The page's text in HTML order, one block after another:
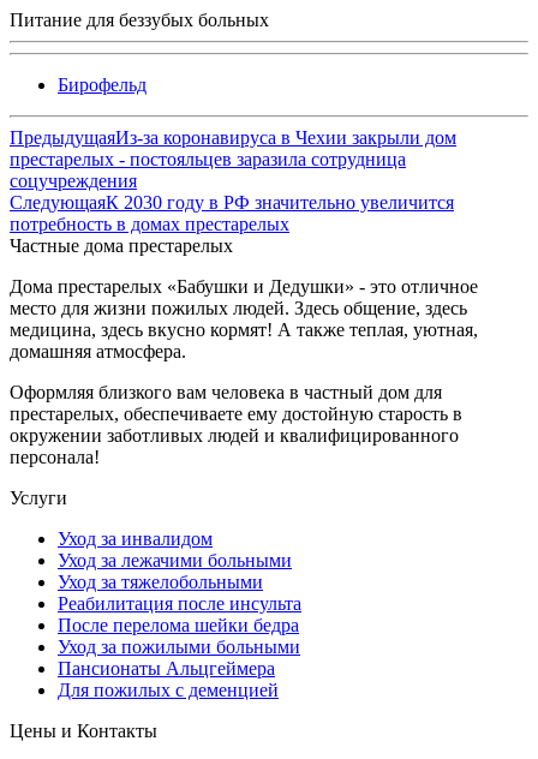
Питание для беззубых больных
Бирофельд
ПредыдущаяИз-за коронавируса в Чехии закрыли дом
престарелых - постояльцев заразила сотрудница
соцучреждения
СледующаяК 2030 году в РФ значительно увеличится
потребность в домах престарелых
Частные дома престарелых
Дома престарелых «Бабушки и Дедушки» - это отличное
место для жизни пожилых людей. Здесь общение, здесь
медицина, здесь вкусно кормят! А также теплая, уютная,
домашняя атмосфера.
Оформляя близкого вам человека в частный дом для
престарелых, обеспечиваете ему достойную старость в
окружении заботливых людей и квалифицированного
персонала!
Услуги
Уход за инвалидом
Уход за лежачими больными
Уход за тяжелобольными
Реабилитация после инсульта
После перелома шейки бедра
Уход за пожилыми больными
Пансионаты Альцгеймера
Для пожилых с деменцией
Цены и Контакты